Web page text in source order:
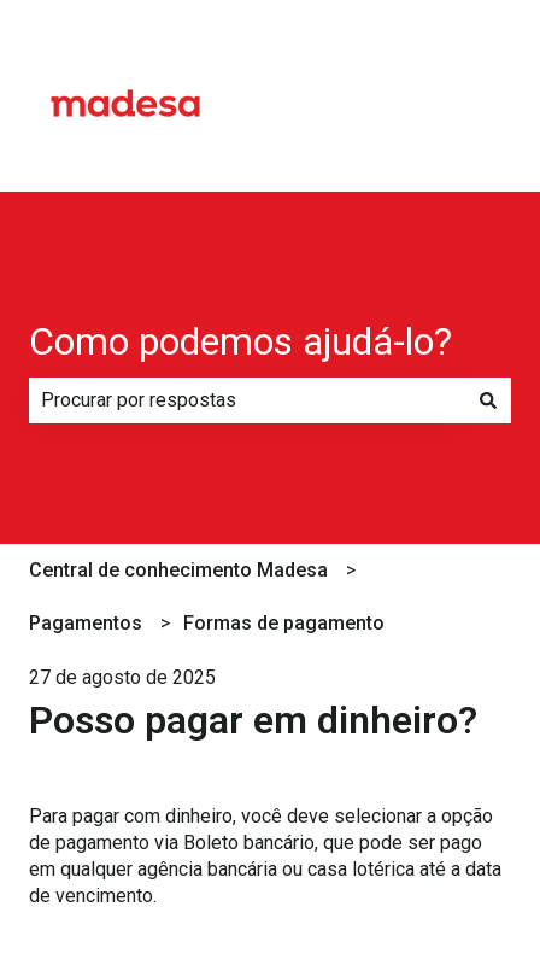
Como podemos ajudá-lo?
Central de conhecimento Madesa
Pagamentos Formas de pagamento
27 de agosto de 2025
Posso pagar em dinheiro?
Para pagar com dinheiro, você deve selecionar a opção
de pagamento via Boleto bancário, que pode ser pago
em qualquer agência bancária ou casa lotérica até a data
de vencimento.